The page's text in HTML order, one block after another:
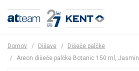
Domov / Dišave /
Dišeče palčke
/
Areon dišeče palčke Botanic 150 ml, Jasmin